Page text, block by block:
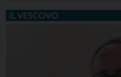
IL VESCOVO